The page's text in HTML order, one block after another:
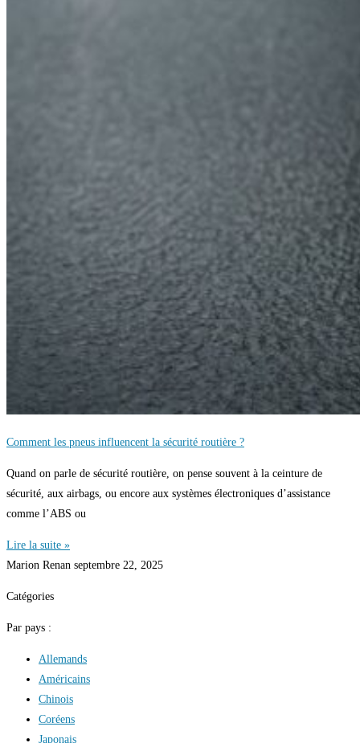
Comment les pneus influencent la sécurité routière ?
Quand on parle de sécurité routière, on pense souvent à la ceinture de
sécurité, aux airbags, ou encore aux systèmes électroniques d’assistance
comme l’ABS ou
Lire la suite »
Marion Renan septembre 22, 2025
Catégories
Par pays :
Allemands
Américains
Chinois
Coréens
Japonais